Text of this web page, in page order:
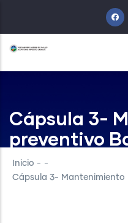
al
contenido
principal
Cápsula 3-
preventivo
Inicio - -
Cápsula 3- Mantenimiento